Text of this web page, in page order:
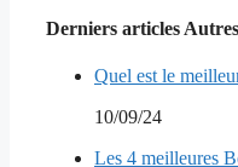
Derniers articles Autres
Quel est le
10/09/24
Les 4 meilleures